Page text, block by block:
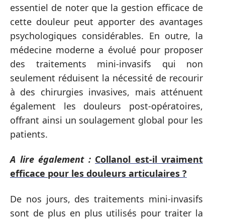
essentiel de noter que la gestion efficace de
cette douleur peut apporter des avantages
psychologiques considérables. En outre, la
médecine moderne a évolué pour proposer
des traitements mini-invasifs qui non
seulement réduisent la nécessité de recourir
à des chirurgies invasives, mais atténuent
également les douleurs post-opératoires,
offrant ainsi un soulagement global pour les
patients.
A lire également : Collanol est-il vraiment
efficace pour les douleurs articulaires ?
De nos jours, des traitements mini-invasifs
sont de plus en plus utilisés pour traiter la